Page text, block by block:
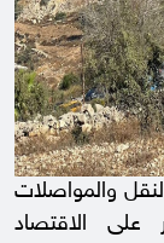
والمواصلات
على الاقتصاد